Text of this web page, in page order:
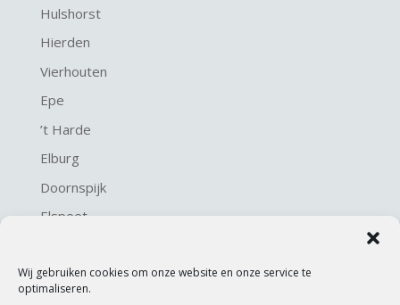
Wij gebruiken cookies om onze website en onze service te
optimaliseren.
Hulshorst
Hierden
Vierhouten
Epe
’t Harde
Elburg
Doornspijk
Elspeet